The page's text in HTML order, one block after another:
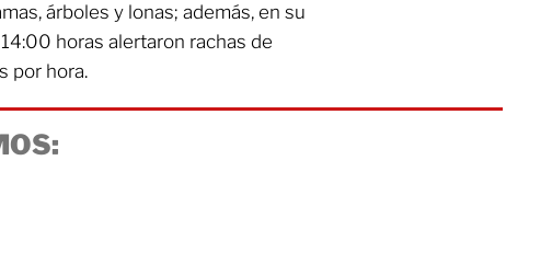
árboles y lonas; además, en su
horas alertaron rachas de
por hora.